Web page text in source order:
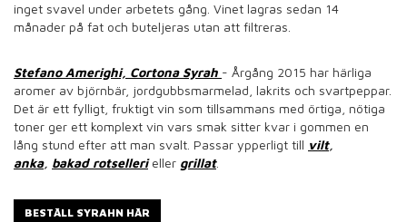
inget svavel under arbetets gång. Vinet lagras sedan 14
månader på fat och buteljeras utan att filtreras.
Stefano Amerighi, Cortona Syrah - Årgång 2015 har härliga
aromer av björnbär, jordgubbsmarmelad, lakrits och svartpeppar.
Det är ett fylligt, fruktigt vin som tillsammans med örtiga, nötiga
toner ger ett komplext vin vars smak sitter kvar i gommen en
lång stund efter att man svalt. Passar ypperligt till vilt,
anka, bakad rotsellerieller grillat.
BESTÄLL SYRAHN HÄR